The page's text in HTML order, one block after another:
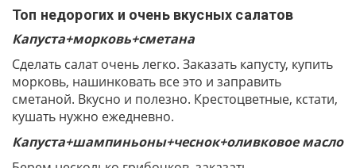
Топ недорогих и очень вкусных салатов
Капуста+морковь+сметана
Сделать салат очень легко. Заказать капусту, купить
морковь, нашинковать все это и заправить
сметаной. Вкусно и полезно. Крестоцветные, кстати,
кушать нужно ежедневно.
Капуста+шампиньоны+чеснок+оливковое масло